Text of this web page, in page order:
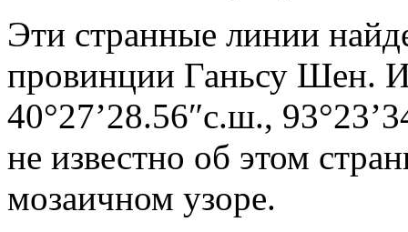
Эти странные линии
провинции Ганьсу Шен.
40°27’28.56″с.ш.,
не известно об этом
мозаичном узоре.